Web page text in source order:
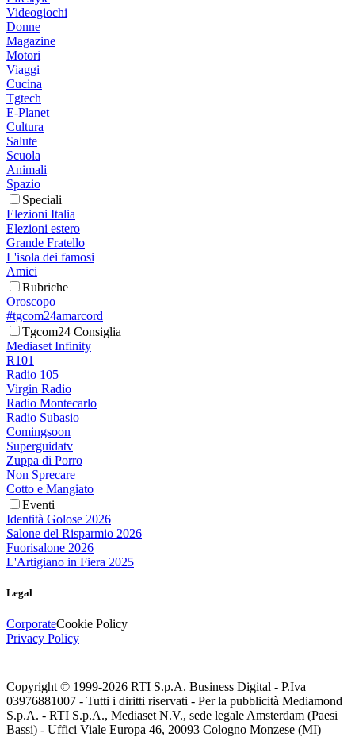
Videogiochi
Donne
Magazine
Motori
Viaggi
Cucina
Tgtech
E-Planet
Cultura
Salute
Scuola
Animali
Spazio
Speciali
Elezioni Italia
Elezioni estero
Grande Fratello
L'isola dei famosi
Amici
Rubriche
Oroscopo
#tgcom24amarcord
Tgcom24 Consiglia
Mediaset Infinity
R101
Radio 105
Virgin Radio
Radio Montecarlo
Radio Subasio
Comingsoon
Superguidatv
Zuppa di Porro
Non Sprecare
Cotto e Mangiato
Eventi
Identità Golose 2026
Salone del Risparmio 2026
Fuorisalone 2026
L'Artigiano in Fiera 2025
Legal
CorporateCookie Policy
Privacy Policy
Copyright © 1999-2026 RTI S.p.A. Business Digital - P.Iva
03976881007 - Tutti i diritti riservati - Per la pubblicità Mediamond
S.p.A. - RTI S.p.A., Mediaset N.V., sede legale Amsterdam (Paesi
Bassi) - Uffici Viale Europa 46, 20093 Cologno Monzese (MI)